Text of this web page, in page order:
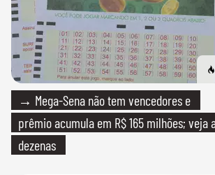
→ Mega-Sena não tem vencedores e
prêmio acumula em R$ 165 milhões; veja
dezenas